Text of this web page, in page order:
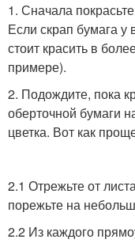
1. Сначала
Если скрап бумага у
стоит красить в
примере).
2. Подождите, пока
оберточной бумаги
цветка. Вот как
2.1 Отрежьте от
порежьте на
2.2 Из каждого